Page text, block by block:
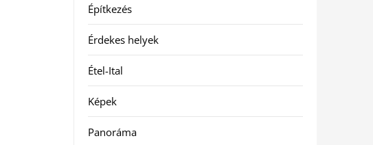
Építkezés
Érdekes helyek
Étel-Ital
Képek
Panoráma